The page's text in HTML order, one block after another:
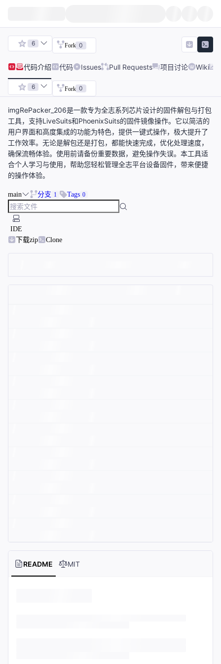
6 Fork 0
代码介绍 代码 Issues Pull Requests 项目讨论 Wiki
6 Fork 0
imgRePacker_206是一款专为全志系列芯片设计的固件解包与打包
工具，支持LiveSuits和PhoenixSuits的固件镜像操作。它以简洁的
用户界面和高度集成的功能为特色，提供一键式操作，极大提升了
工作效率。无论是解包还是打包，都能快速完成，优化处理速度，
确保流畅体验。使用前请备份重要数据，避免操作失误。本工具适
合个人学习与使用，帮助您轻松管理全志平台设备固件，带来便捷
的操作体验。
main 分支 1 Tags 0
IDE
下载zip
Clone
README MIT